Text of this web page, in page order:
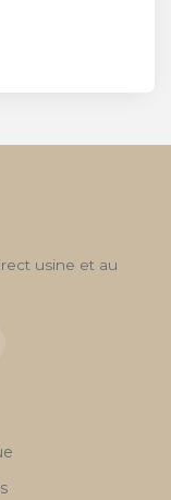
usine et au